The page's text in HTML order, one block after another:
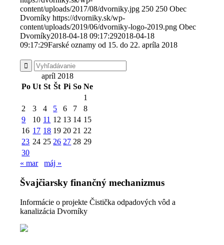
content/uploads/2017/08/dvorniky.jpg 250 250 Obec
Dvorníky https://dvorniky.sk/wp-
content/uploads/2019/06/dvorniky-logo-2019.png Obec
Dvorníky2018-04-18 09:17:292018-04-18
09:17:29Farské oznamy od 15. do 22. apríla 2018
apríl 2018
Po Ut St Št Pi So Ne
1
2
3 4 5 6 7
8
9
10 11 12 13 14 15
16 17 18 19 20 21 22
23 24 25 26 27 28 29
30
« mar
máj »
Švajčiarsky finančný mechanizmus
Informácie o projekte Čistička odpadových vôd a
kanalizácia Dvorníky